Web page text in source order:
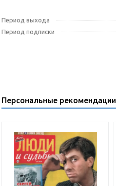
Период выхода
Период подписки
Персональные рекомендации